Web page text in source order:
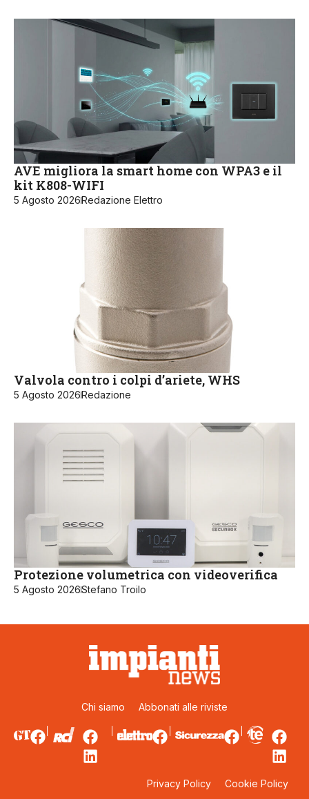
AVE migliora la smart home con WPA3 e il
kit K808-WIFI
5 Agosto 2026Redazione Elettro
Valvola contro i colpi d’ariete, WHS
5 Agosto 2026Redazione
Protezione volumetrica con videoverifica
5 Agosto 2026Stefano Troilo
Chi siamo Abbonati alle riviste
Privacy Policy Cookie Policy